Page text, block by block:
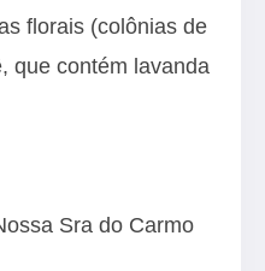
florais (colônias de
que contém lavanda
Sra do Carmo